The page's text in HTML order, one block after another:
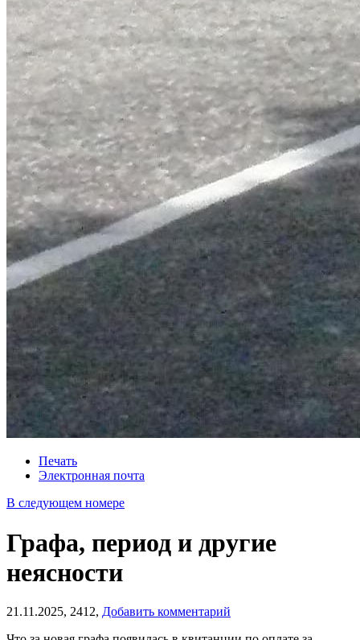
Печать
Электронная почта
В следующем номере
Графа, период и другие
неясности
21.11.2025, 2412, Добавить комментарий